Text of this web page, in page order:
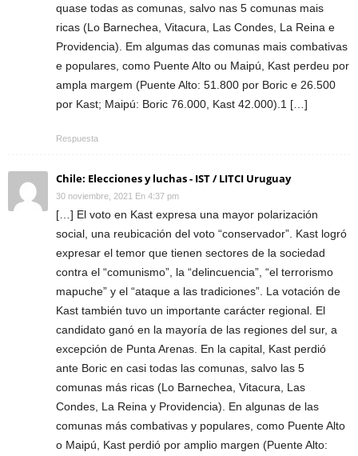
quase todas as comunas, salvo nas 5 comunas mais
ricas (Lo Barnechea, Vitacura, Las Condes, La Reina e
Providencia). Em algumas das comunas mais combativas
e populares, como Puente Alto ou Maipú, Kast perdeu por
ampla margem (Puente Alto: 51.800 por Boric e 26.500
por Kast; Maipú: Boric 76.000, Kast 42.000).1 […]
Respuesta
Chile: Elecciones y luchas - IST / LITCI Uruguay
30 noviembre, 2021 En 4:37 pm
[…] El voto en Kast expresa una mayor polarización
social, una reubicación del voto “conservador”. Kast logró
expresar el temor que tienen sectores de la sociedad
contra el “comunismo”, la “delincuencia”, “el terrorismo
mapuche” y el “ataque a las tradiciones”. La votación de
Kast también tuvo un importante carácter regional. El
candidato ganó en la mayoría de las regiones del sur, a
excepción de Punta Arenas. En la capital, Kast perdió
ante Boric en casi todas las comunas, salvo las 5
comunas más ricas (Lo Barnechea, Vitacura, Las
Condes, La Reina y Providencia). En algunas de las
comunas más combativas y populares, como Puente Alto
o Maipú, Kast perdió por amplio margen (Puente Alto: